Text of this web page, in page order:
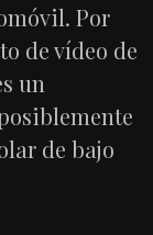
Por
de vídeo de
un
de bajo